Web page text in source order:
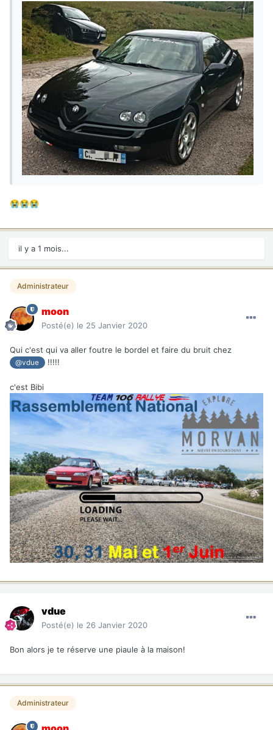
😭😭😭
il y a 1 mois...
Administrateur
moon
Posté(e) le 25 Janvier 2020
Qui c'est qui va aller foutre le bordel et faire du bruit chez
@vdue !!!!!
c'est Bibi
vdue
Posté(e) le 26 Janvier 2020
Bon alors je te réserve une piaule à la maison!
Administrateur